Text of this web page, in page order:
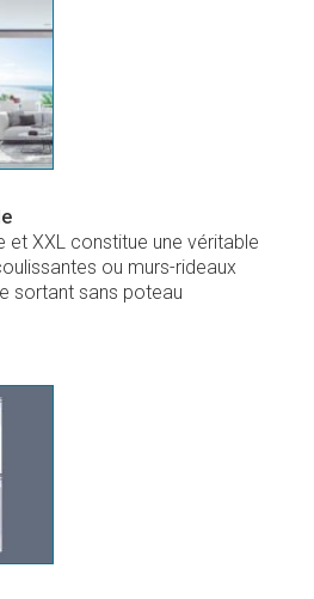
et XXL constitue une véritable
ou murs-rideaux
sortant sans poteau